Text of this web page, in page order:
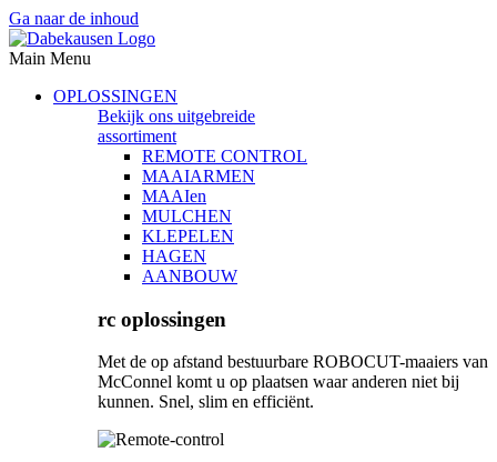
Ga naar de inhoud
Main Menu
OPLOSSINGEN
Bekijk ons uitgebreide
assortiment
REMOTE CONTROL
MAAIARMEN
MAAIen
MULCHEN
KLEPELEN
HAGEN
AANBOUW
rc oplossingen
Met de op afstand bestuurbare ROBOCUT-maaiers van
McConnel komt u op plaatsen waar anderen niet bij
kunnen. Snel, slim en efficiënt.